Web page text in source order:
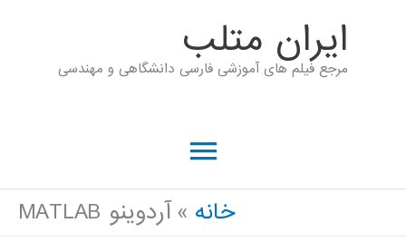
ايران متلب
مرجع فیلم های آموزشی فارسی دانشگاهی و مهندسی
فهرست
اصلی
خانه آردوینو MATLAB